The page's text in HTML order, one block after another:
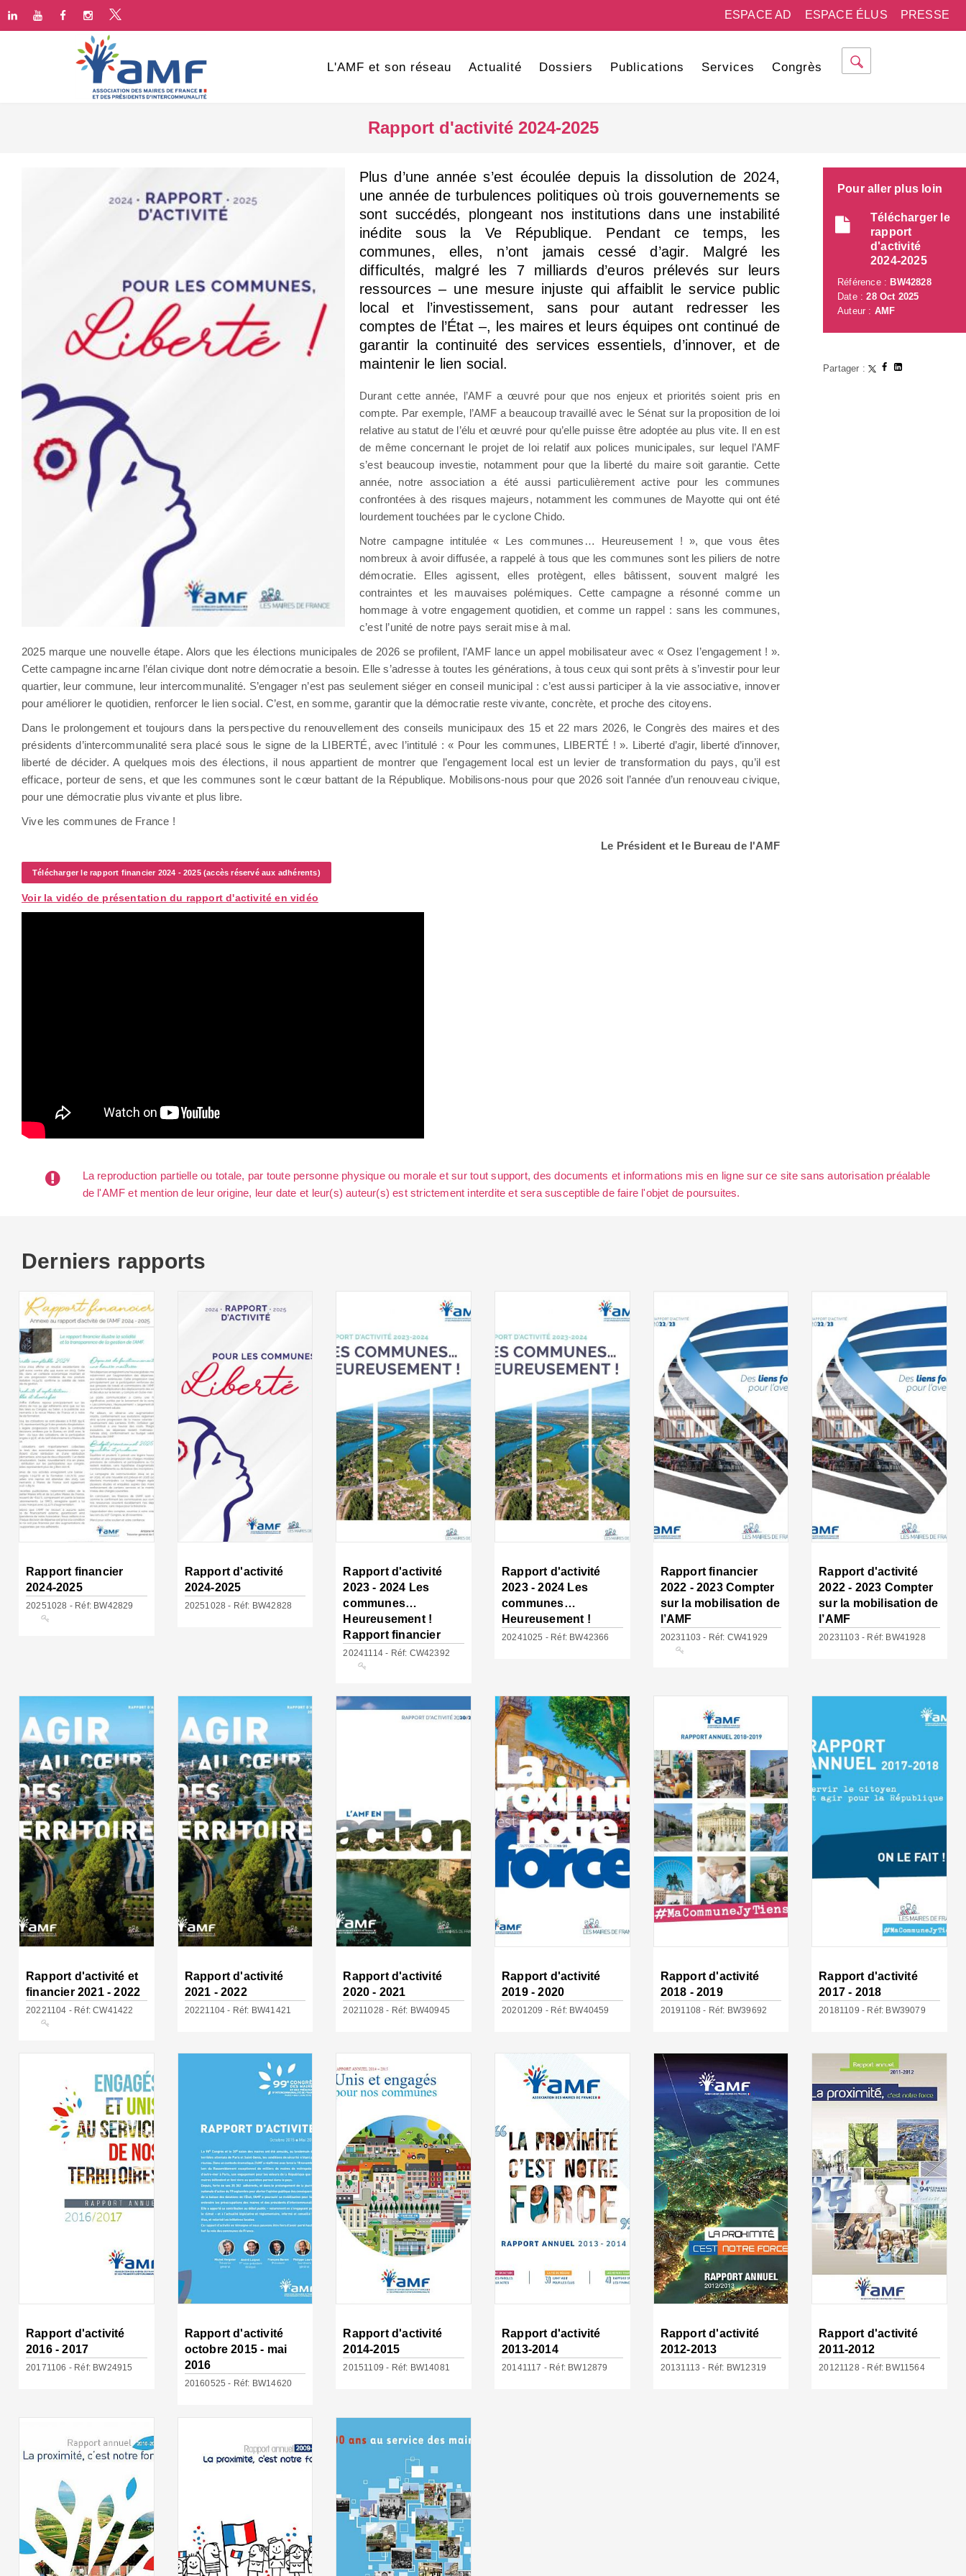
PRESSE
ESPACE ÉLUS
ESPACE AD
L'AMF et son réseau Actualité Dossiers Publications Services Congrès
Rapport d'activité 2024-2025
Plus d’une année s’est écoulée depuis la dissolution de 2024,
une année de turbulences politiques où trois gouvernements se
sont succédés, plongeant nos institutions dans une instabilité
inédite sous la Ve République. Pendant ce temps, les
communes, elles, n’ont jamais cessé d’agir. Malgré les
difficultés, malgré les 7 milliards d’euros prélevés sur leurs
ressources – une mesure injuste qui affaiblit le service public
local et l’investissement, sans pour autant redresser les
comptes de l’État –, les maires et leurs équipes ont continué de
garantir la continuité des services essentiels, d’innover, et de
maintenir le lien social.
Durant cette année, l’AMF a œuvré pour que nos enjeux et priorités soient pris en
compte. Par exemple, l’AMF a beaucoup travaillé avec le Sénat sur la proposition de loi
relative au statut de l’élu et œuvré pour qu’elle puisse être adoptée au plus vite. Il en est
de même concernant le projet de loi relatif aux polices municipales, sur lequel l’AMF
s’est beaucoup investie, notamment pour que la liberté du maire soit garantie. Cette
année, notre association a été aussi particulièrement active pour les communes
confrontées à des risques majeurs, notamment les communes de Mayotte qui ont été
lourdement touchées par le cyclone Chido.
Notre campagne intitulée « Les communes… Heureusement ! », que vous êtes
nombreux à avoir diffusée, a rappelé à tous que les communes sont les piliers de notre
démocratie. Elles agissent, elles protègent, elles bâtissent, souvent malgré les
contraintes et les mauvaises polémiques. Cette campagne a résonné comme un
hommage à votre engagement quotidien, et comme un rappel : sans les communes,
c’est l’unité de notre pays serait mise à mal.
2025 marque une nouvelle étape. Alors que les élections municipales de 2026 se profilent, l’AMF lance un appel mobilisateur avec « Osez l’engagement ! ».
Cette campagne incarne l’élan civique dont notre démocratie a besoin. Elle s’adresse à toutes les générations, à tous ceux qui sont prêts à s’investir pour leur
quartier, leur commune, leur intercommunalité. S’engager n’est pas seulement siéger en conseil municipal : c’est aussi participer à la vie associative, innover
pour améliorer le quotidien, renforcer le lien social. C’est, en somme, garantir que la démocratie reste vivante, concrète, et proche des citoyens.
Dans le prolongement et toujours dans la perspective du renouvellement des conseils municipaux des 15 et 22 mars 2026, le Congrès des maires et des
présidents d’intercommunalité sera placé sous le signe de la LIBERTÉ, avec l’intitulé : « Pour les communes, LIBERTÉ ! ». Liberté d’agir, liberté d’innover,
liberté de décider. A quelques mois des élections, il nous appartient de montrer que l’engagement local est un levier de transformation du pays, qu’il est
efficace, porteur de sens, et que les communes sont le cœur battant de la République. Mobilisons-nous pour que 2026 soit l’année d’un renouveau civique,
pour une démocratie plus vivante et plus libre.
Vive les communes de France !
Le Président et le Bureau de l'AMF
Télécharger le rapport financier 2024 - 2025 (accès réservé aux adhérents)
Voir la vidéo de présentation du rapport d'activité en vidéo
Pour aller plus loin
Télécharger le
rapport
d'activité
2024-2025
Référence : BW42828
Date :28 Oct 2025
Auteur : AMF
Partager :
La reproduction partielle ou totale, par toute personne physique ou morale et sur tout support, des documents et informations mis en ligne sur ce site sans autorisation préalable
de l'AMF et mention de leur origine, leur date et leur(s) auteur(s) est strictement interdite et sera susceptible de faire l'objet de poursuites.
Derniers rapports
Rapport financier
2024-2025
20251028 - Réf: BW42829
Rapport d'activité
2024-2025
20251028 - Réf: BW42828
Rapport d'activité
2023 - 2024 Les
communes…
Heureusement !
Rapport financier
20241114 - Réf: CW42392
Rapport d'activité
2023 - 2024 Les
communes…
Heureusement !
20241025 - Réf: BW42366
Rapport financier
2022 - 2023 Compter
sur la mobilisation de
l’AMF
20231103 - Réf: CW41929
Rapport d'activité
2022 - 2023 Compter
sur la mobilisation de
l’AMF
20231103 - Réf: BW41928
Rapport d'activité et
financier 2021 - 2022
20221104 - Réf: CW41422
Rapport d'activité
2021 - 2022
20221104 - Réf: BW41421
Rapport d'activité
2020 - 2021
20211028 - Réf: BW40945
Rapport d'activité
2019 - 2020
20201209 - Réf: BW40459
Rapport d'activité
2018 - 2019
20191108 - Réf: BW39692
Rapport d'activité
2017 - 2018
20181109 - Réf: BW39079
Rapport d'activité
2016 - 2017
20171106 - Réf: BW24915
Rapport d'activité
octobre 2015 - mai
2016
20160525 - Réf: BW14620
Rapport d'activité
2014-2015
20151109 - Réf: BW14081
Rapport d'activité
2013-2014
20141117 - Réf: BW12879
Rapport d'activité
2012-2013
20131113 - Réf: BW12319
Rapport d'activité
2011-2012
20121128 - Réf: BW11564